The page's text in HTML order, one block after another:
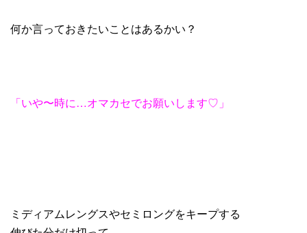
何か言っておきたいことはあるかい？
「いや〜時に…オマカセでお願いします♡」
ミディアムレングスやセミロングをキープする